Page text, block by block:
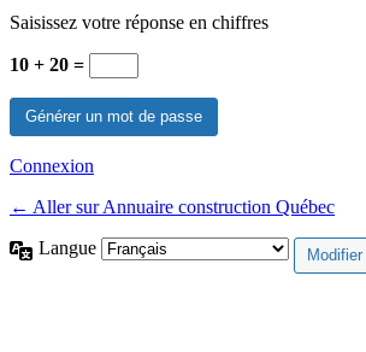
Saisissez votre réponse en chiffres
10 + 20 =
Connexion
← Aller sur Annuaire construction Québec
Langue